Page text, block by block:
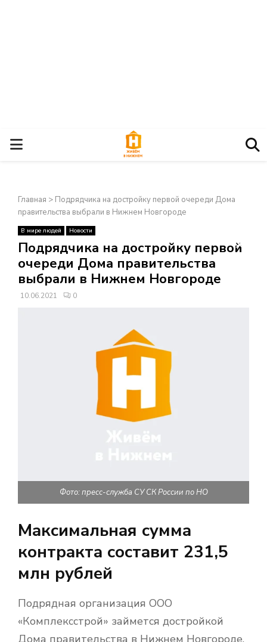
О
Н
О
В
Ю
Главная > Подрядчика на достройку первой очереди Дома
правительства выбрали в Нижнем Новгороде
В мире людей Новости
Подрядчика на достройку первой
очереди Дома правительства
выбрали в Нижнем Новгороде
10.06.2021 0
Фото: пресс-служба СУ СК России по НО
Максимальная сумма
контракта составит 231,5
млн рублей
Подрядная организация ООО
«Комплексстрой» займется достройкой
Дома правительства в Нижнем Новгороде.
×